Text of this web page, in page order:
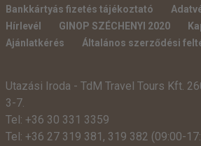
Bankkártyás fizetés tájékoztató
Hírlevél
GINOP SZÉCHENYI 2020
Ajánlatkérés
Általános szerződési
Utazási Iroda - TdM Travel Tours Kft.
3-7.
Tel: +36 30 331 3359
Tel: +36 27 319 381 , 319 382 (09:00-